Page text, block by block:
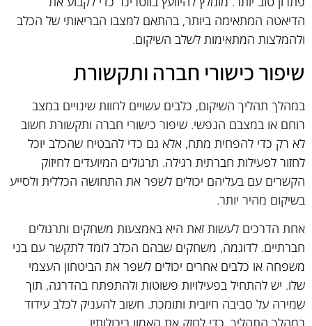
הדיאטה המתאימה ביותר, בהתאם למצבו הבריאותי של הכלב
ולהמלצות המתאימות לשלב השיקום.
שיפור כישורי חברה ותקשורת
במהלך תהליך השיקום, כלבים עשויים לחוות שינויים במצב
רוחם או במצבם הנפשי. שיפור כישורי חברה ותקשורת חשוב
לא רק כדי להפחית מתח, אלא גם כדי להבטיח שהכלב יוכל
לחזור לפעילות חברתית רגילה. תרגולים המיועדים לחיזוק
הקשרים עם בעליהם יכולים לשפר את התחושה הכללית ולסייע
בשיקום מהיר יותר.
אחת הדרכים לעשות זאת היא באמצעות משחקים ותרגולים
חברתיים. לדוגמה, משחקים שבהם הכלב לומד לתקשר עם בני
משפחה או כלבים אחרים יכולים לשפר את הביטחון העצמי
שלו. יש להתחיל בפעילויות פשוטות ולהתפתח בהדרגה, תוך
שמירה על סביבה חיובית ותומכת. חשוב להעניק לכלב עידוד